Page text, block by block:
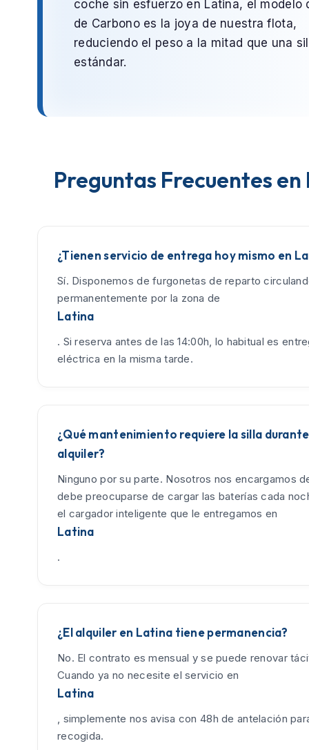
coche sin esfuerzo en Latina, el modelo
de Carbonoes la joya de nuestra flota,
reduciendo el peso a la mitad que una
estándar.
Preguntas Frecuentes
¿Tienen servicio de entrega hoy mismo en
Sí. Disponemos de furgonetas de reparto
permanentemente por la zona de
Latina
. Si reserva antes de las 14:00h, lo habitual es
eléctrica en la misma tarde.
¿Qué mantenimiento requiere la silla
alquiler?
Ninguno por su parte. Nosotros nos encargamos
debe preocuparse de cargar las baterías cada
el cargador inteligente que le entregamos en
Latina
.
¿El alquiler en Latina tiene permanencia?
No. El contrato es mensual y se puede renovar
Cuando ya no necesite el servicio en
Latina
, simplemente nos avisa con 48h de antelación
recogida.